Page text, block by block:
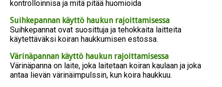
kontrolloinnisa ja mitä pitää huomioida
Suihkepannan käyttö haukun rajoittamisessa
Suihkepannat ovat suosittuja ja tehokkaita laitteita
käytettäväksi koiran haukkumisen estossa.
Värinäpannan käyttö haukun rajoittamisessa
Värinäpanna on laite, joka laitetaan koiran kaulaan ja joka
antaa lievän värinäimpulssin, kun koira haukkuu.